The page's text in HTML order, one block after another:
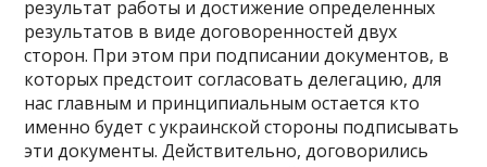
результат работы и достижение определенных
результатов в виде договоренностей двух
сторон. При этом при подписании документов, в
которых предстоит согласовать делегацию, для
нас главным и принципиальным остается кто
именно будет с украинской стороны подписывать
эти документы. Действительно, договорились